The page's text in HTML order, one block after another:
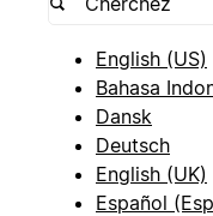
English (US)
Bahasa
Dansk
Deutsch
English (UK)
Español